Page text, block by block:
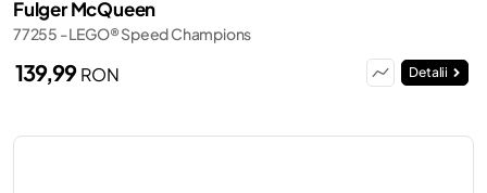
Fulger McQueen
77255 - LEGO® Speed Champions
139,99RON Detalii